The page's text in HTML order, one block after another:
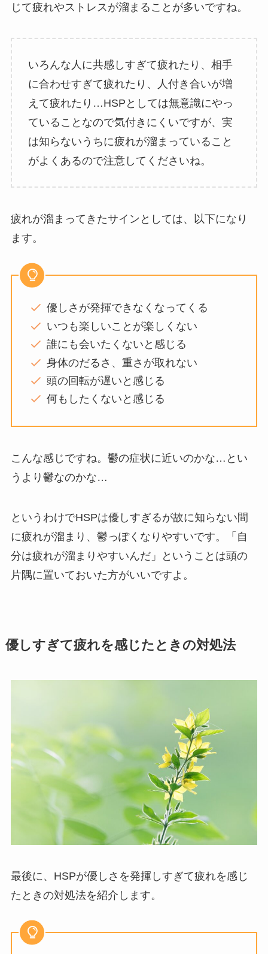
じて疲れやストレスが溜まることが多いですね。
いろんな人に共感しすぎて疲れたり、相手
に合わせすぎて疲れたり、人付き合いが増
えて疲れたり…HSPとしては無意識にやっ
ていることなので気付きにくいですが、実
は知らないうちに疲れが溜まっていること
がよくあるので注意してくださいね。
疲れが溜まってきたサインとしては、以下になり
ます。
優しさが発揮できなくなってくる
いつも楽しいことが楽しくない
誰にも会いたくないと感じる
身体のだるさ、重さが取れない
頭の回転が遅いと感じる
何もしたくないと感じる
こんな感じですね。鬱の症状に近いのかな…とい
うより鬱なのかな…
というわけでHSPは優しすぎるが故に知らない間
に疲れが溜まり、鬱っぽくなりやすいです。「自
分は疲れが溜まりやすいんだ」ということは頭の
片隅に置いておいた方がいいですよ。
優しすぎて疲れを感じたときの対処法
最後に、HSPが優しさを発揮しすぎて疲れを感じ
たときの対処法を紹介します。